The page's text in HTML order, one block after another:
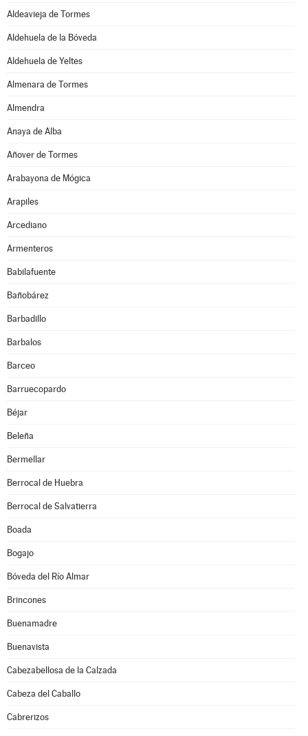
Aldeavieja de Tormes
Aldehuela de la Bóveda
Aldehuela de Yeltes
Almenara de Tormes
Almendra
Anaya de Alba
Añover de Tormes
Arabayona de Mógica
Arapiles
Arcediano
Armenteros
Babilafuente
Bañobárez
Barbadillo
Barbalos
Barceo
Barruecopardo
Béjar
Beleña
Bermellar
Berrocal de Huebra
Berrocal de Salvatierra
Boada
Bogajo
Bóveda del Río Almar
Brincones
Buenamadre
Buenavista
Cabezabellosa de la Calzada
Cabeza del Caballo
Cabrerizos